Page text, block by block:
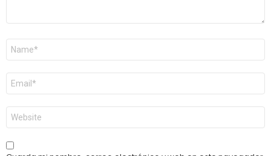
Nombre
Correo
electrónico
*
Web